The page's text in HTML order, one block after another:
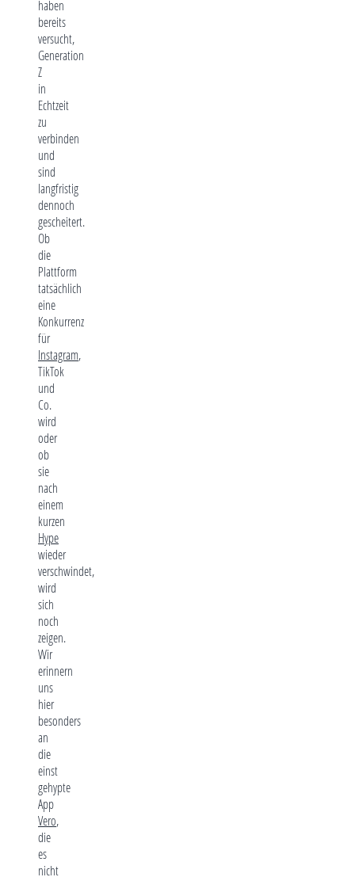
haben
bereits
versucht,
Generation
Z
in
Echtzeit
zu
verbinden
und
sind
langfristig
dennoch
gescheitert.
Ob
die
Plattform
tatsächlich
eine
Konkurrenz
für
Instagram,
TikTok
und
Co.
wird
oder
ob
sie
nach
einem
kurzen
Hype
wieder
verschwindet,
wird
sich
noch
zeigen.
Wir
erinnern
uns
hier
besonders
an
die
einst
gehypte
App
Vero,
die
es
nicht